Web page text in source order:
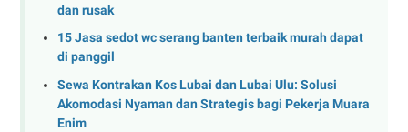
dan rusak
15 Jasa sedot wc serang banten terbaik murah dapat
di panggil
Sewa Kontrakan Kos Lubai dan Lubai Ulu: Solusi
Akomodasi Nyaman dan Strategis bagi Pekerja Muara
Enim